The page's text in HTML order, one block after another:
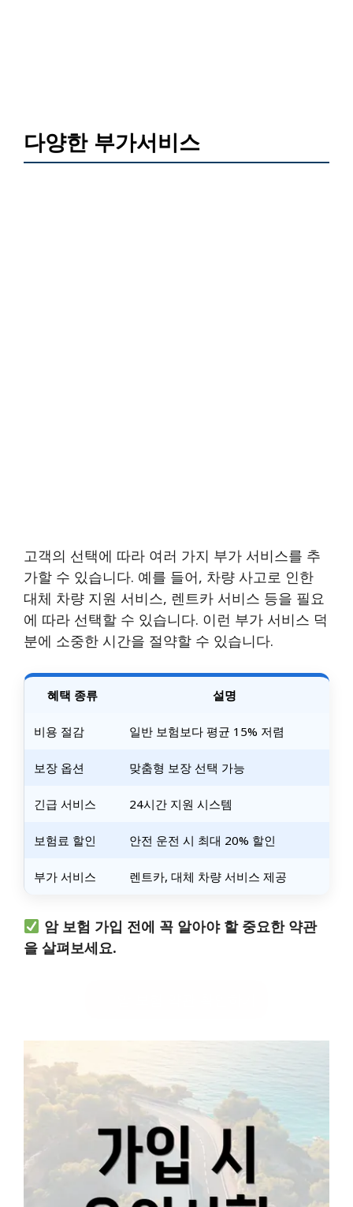
다양한 부가서비스
고객의 선택에 따라 여러 가지 부가 서비스를 추
가할 수 있습니다. 예를 들어, 차량 사고로 인한
대체 차량 지원 서비스, 렌트카 서비스 등을 필요
에 따라 선택할 수 있습니다. 이런 부가 서비스 덕
분에 소중한 시간을 절약할 수 있습니다.
혜택 종류 설명
비용 절감 일반 보험보다 평균 15% 저렴
보장 옵션 맞춤형 보장 선택 가능
긴급 서비스 24시간 지원 시스템
보험료 할인 안전 운전 시 최대 20% 할인
부가 서비스 렌트카, 대체 차량 서비스 제공
암 보험 가입 전에 꼭 알아야 할 중요한 약관
을 살펴보세요.